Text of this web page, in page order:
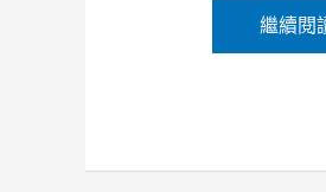
繼續閱